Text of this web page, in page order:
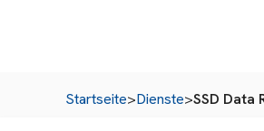
Startseite>Dienste>SSD Data